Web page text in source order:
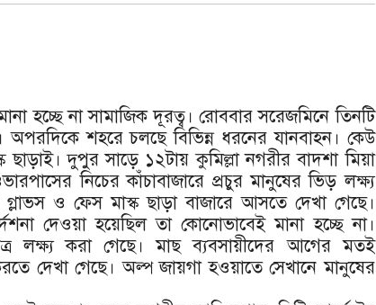
হচ্ছে না সামাজিক দূরত্ব। রোববার সরেজমিনে তিনটি
অপরদিকে শহরে চলছে বিভিন্ন ধরনের যানবাহন। কেউ
দুপুর সাড়ে ১২টায় কুমিল্লা নগরীর বাদশা মিয়া
নিচের কাঁচাবাজারে প্রচুর মানুষের ভিড় লক্ষ্য
ও ফেস মাস্ক ছাড়া বাজারে আসতে দেখা গেছে।
দেওয়া হয়েছিল তা কোনোভাবেই মানা হচ্ছে না।
লক্ষ্য করা গেছে। মাছ ব্যবসায়ীদের আগের মতই
দেখা গেছে। অল্প জায়গা হওয়াতে সেখানে মানুষের